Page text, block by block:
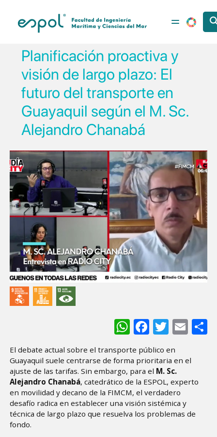
Planificación proactiva y
visión de largo plazo: El
futuro del transporte en
Guayaquil según el M. Sc.
Alejandro Chanabá
WhatsApp
Facebook
Twitter
El debate actual sobre el transporte público en
Guayaquil suele centrarse de forma prioritaria en el
ajuste de las tarifas. Sin embargo, para el M. Sc.
Alejandro Chanabá, catedrático de la ESPOL, experto
en movilidad y decano de la FIMCM, el verdadero
desafío radica en establecer una visión sistémica y
técnica de largo plazo que resuelva los problemas de
fondo.